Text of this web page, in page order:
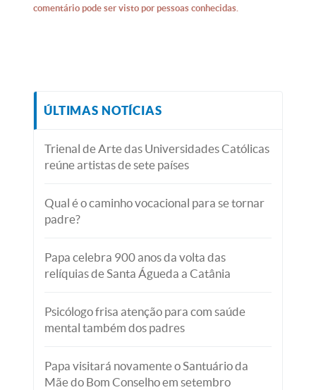
comentário pode ser visto por pessoas conhecidas.
ÚLTIMAS NOTÍCIAS
Trienal de Arte das Universidades Católicas
reúne artistas de sete países
Qual é o caminho vocacional para se tornar
padre?
Papa celebra 900 anos da volta das
relíquias de Santa Águeda a Catânia
Psicólogo frisa atenção para com saúde
mental também dos padres
Papa visitará novamente o Santuário da
Mãe do Bom Conselho em setembro